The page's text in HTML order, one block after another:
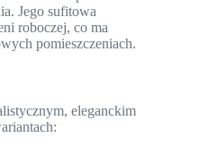
Jego sufitowa
roboczej, co ma
pomieszczeniach.
eleganckim